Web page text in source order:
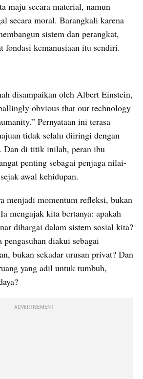
maju secara material, namun
secara moral. Barangkali karena
sistem dan perangkat,
fondasi kemanusiaan itu sendiri.
disampaikan oleh Albert Einstein,
obvious that our technology
Pernyataan ini terasa
tidak selalu diiringi dengan
Dan di titik inilah, peran ibu
penting sebagai penjaga nilai-
awal kehidupan.
menjadi momentum refleksi, bukan
mengajak kita bertanya: apakah
dihargai dalam sistem sosial kita?
diakui sebagai
bukan sekadar urusan privat? Dan
yang adil untuk tumbuh,
ADVERTISEMENT